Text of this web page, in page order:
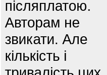
післяплатою.
Авторам не
звикати. Але
кількість і